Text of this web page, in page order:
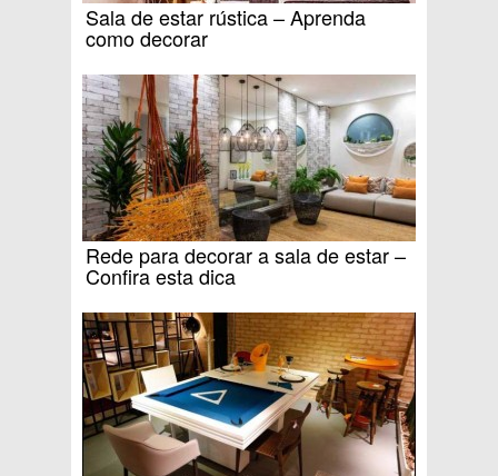
Sala de estar rústica – Aprenda
como decorar
Rede para decorar a sala de estar –
Confira esta dica